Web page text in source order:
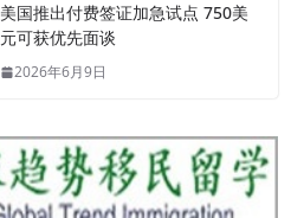
美国推出付费签证加急试点 750美
元可获优先面谈
2026年6月9日